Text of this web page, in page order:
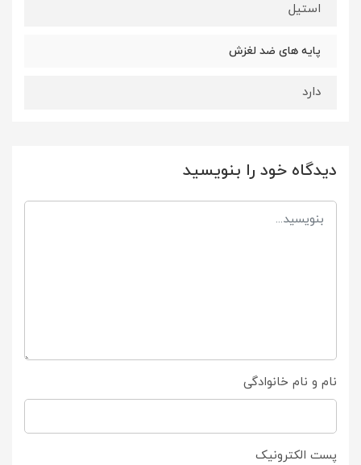
استیل
پایه های ضد لغزش
دارد
دیدگاه خود را بنویسید
نام و نام خانوادگی
پست الکترونیک